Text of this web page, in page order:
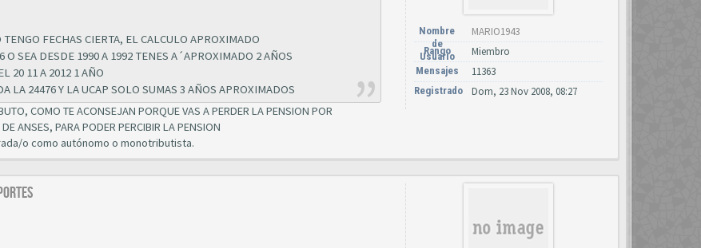
FECHAS CIERTA, EL CALCULO APROXIMADO
SEA DESDE 1990 A 1992 TENES A´APROXIMADO 2 AÑOS
20 11 A 2012 1 AÑO
LA 24476 Y LA UCAP SOLO SUMAS 3 AÑOS APROXIMADOS
COMO TE ACONSEJAN PORQUE VAS A PERDER LA PENSION POR
ANSES, PARA PODER PERCIBIR LA PENSION
o como autónomo o monotributista.
Nombre
de
Usuario
MARIO1943
Rango Miembro
Mensajes 11363
Registrado Dom, 23 Nov 2008, 08:27